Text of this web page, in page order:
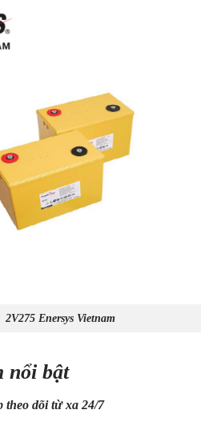
2V275 Enersys Vietnam
nổi bật
theo dõi từ xa 24/7